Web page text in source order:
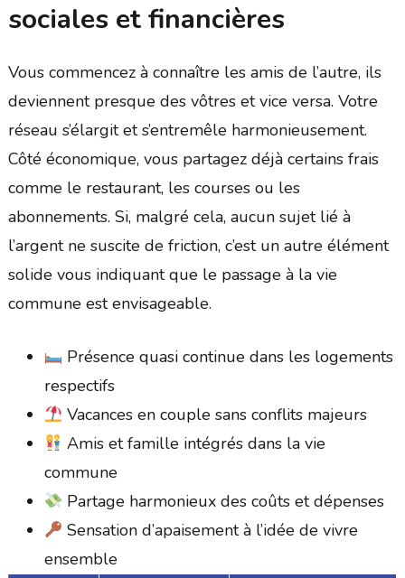
sociales et financières
Vous commencez à connaître les amis de l’autre, ils
deviennent presque des vôtres et vice versa. Votre
réseau s’élargit et s’entremêle harmonieusement.
Côté économique, vous partagez déjà certains frais
comme le restaurant, les courses ou les
abonnements. Si, malgré cela, aucun sujet lié à
l’argent ne suscite de friction, c’est un autre élément
solide vous indiquant que le passage à la vie
commune est envisageable.
Présence quasi continue dans les logements
respectifs
Vacances en couple sans conflits majeurs
Amis et famille intégrés dans la vie
commune
Partage harmonieux des coûts et dépenses
Sensation d’apaisement à l’idée de vivre
ensemble